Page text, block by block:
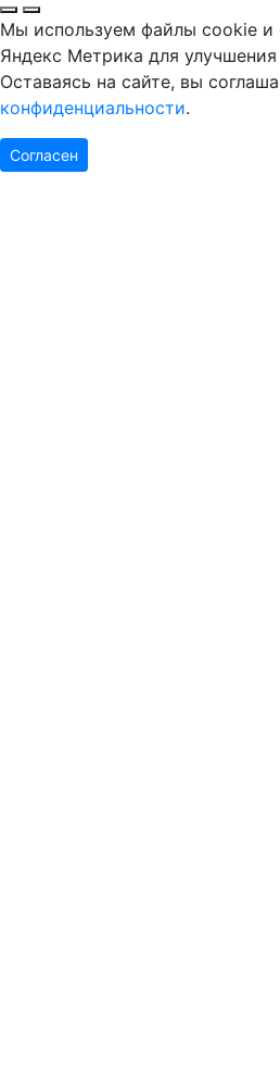
Мы используем файлы cookie и
Яндекс Метрика для
Оставаясь на сайте, вы
конфиденциальности.
Согласен